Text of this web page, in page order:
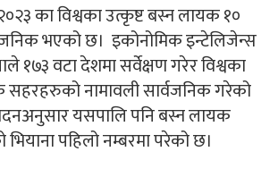
का विश्वका उत्कृष्ट बस्न लायक १०
भएको छ। इकोनोमिक इन्टेलिजेन्स
१७३ वटा देशमा सर्वेक्षण गरेर विश्वका
नामावली सार्वजनिक गरेको
यसपालि पनि बस्न लायक
भियाना पहिलो नम्बरमा परेको छ।